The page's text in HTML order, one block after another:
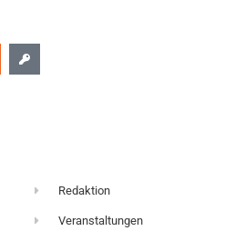
Redaktion
Veranstaltungen